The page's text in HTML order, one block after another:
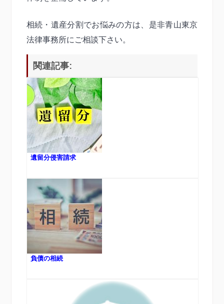
相続・遺産分割でお悩みの方は、是非青山東京
法律事務所にご相談下さい。
関連記事:
遺留分侵害請求
負債の相続